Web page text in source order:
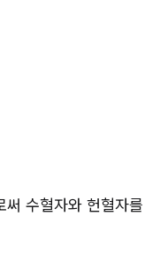
수혈자와 헌혈자